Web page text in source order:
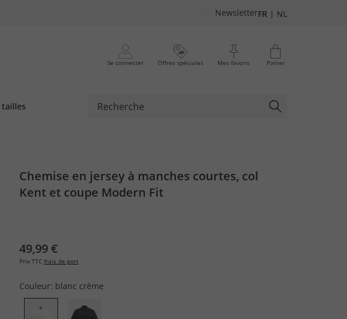
NewsletterFR | NL
Se connecter Offres spéciales Mes favoris Panier
tailles
Chemise en jersey à manches courtes, col
Kent et coupe Modern Fit
49,99 €
Prix TTC frais de port
Couleur: blanc crème